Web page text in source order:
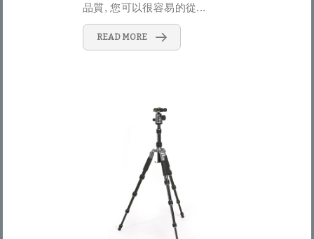
品質, 您可以很容易的從...
READ MORE